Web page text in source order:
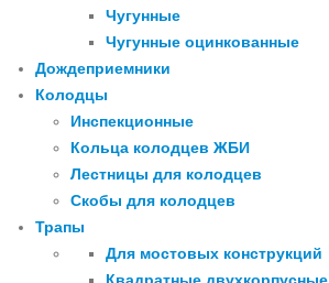
Чугунные
Чугунные оцинкованные
Дождеприемники
Колодцы
Инспекционные
Кольца колодцев ЖБИ
Лестницы для колодцев
Скобы для колодцев
Трапы
Для мостовых конструкций